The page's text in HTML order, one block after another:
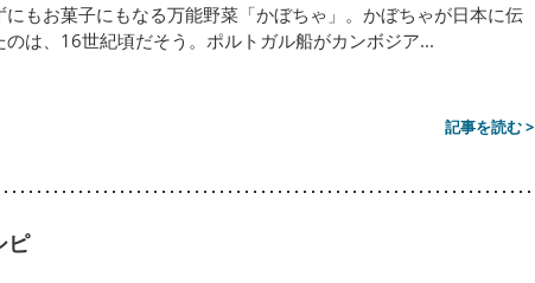
にもお菓子にもなる万能野菜「かぼちゃ」。かぼちゃが日本に伝
のは、16世紀頃だそう。ポルトガル船がカンボジア...
記事を読む >
ピ